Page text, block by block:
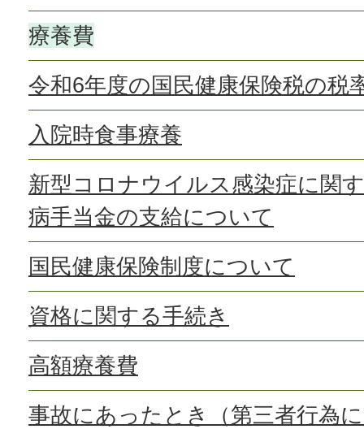
療養費
令和6年度の国民健康保険税の税
入院時食事療養
新型コロナウイルス感染症に関
病手当金の支給について
国民健康保険制度について
資格に関する手続き
高額療養費
事故にあったとき（第三者行為